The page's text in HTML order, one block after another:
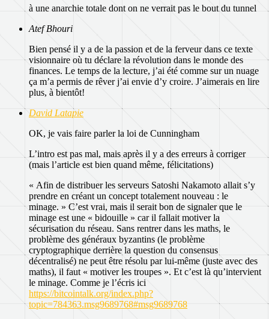
à une anarchie totale dont on ne verrait pas le bout du tunnel
Atef Bhouri
Bien pensé il y a de la passion et de la ferveur dans ce texte
visionnaire où tu déclare la révolution dans le monde des
finances. Le temps de la lecture, j’ai été comme sur un nuage
ça m’a permis de rêver j’ai envie d’y croire. J’aimerais en lire
plus, à bientôt!
David Latapie
OK, je vais faire parler la loi de Cunningham
L’intro est pas mal, mais après il y a des erreurs à corriger
(mais l’article est bien quand même, félicitations)
« Afin de distribuer les serveurs Satoshi Nakamoto allait s’y
prendre en créant un concept totalement nouveau : le
minage. » C’est vrai, mais il serait bon de signaler que le
minage est une « bidouille » car il fallait motiver la
sécurisation du réseau. Sans rentrer dans les maths, le
problème des généraux byzantins (le problème
cryptographique derrière la question du consensus
décentralisé) ne peut être résolu par lui-même (juste avec des
maths), il faut « motiver les troupes ». Et c’est là qu’intervient
le minage. Comme je l’écris ici
https://bitcointalk.org/index.php?
topic=784363.msg9689768#msg9689768